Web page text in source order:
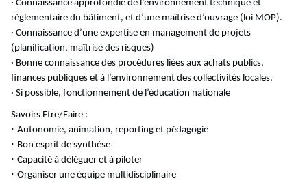
· Connaissance approfondie de l’environnement technique et
règlementaire du bâtiment, et d’une maîtrise d’ouvrage (loi MOP).
· Connaissance d’une expertise en management de projets
(planification, maîtrise des risques)
· Bonne connaissance des procédures liées aux achats publics,
finances publiques et à l’environnement des collectivités locales.
· Si possible, fonctionnement de l’éducation nationale
Savoirs Etre/Faire :
· Autonomie, animation, reporting et pédagogie
· Bon esprit de synthèse
· Capacité à déléguer et à piloter
· Organiser une équipe multidisciplinaire